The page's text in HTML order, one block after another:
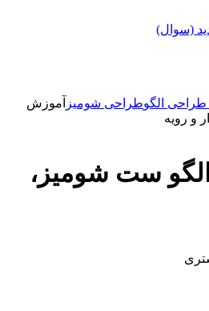
(سوال)
الگوطراحی شومیز آموزش
و رویه
ست شومیز،